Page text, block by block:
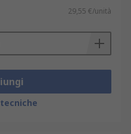
29,55 €/unità